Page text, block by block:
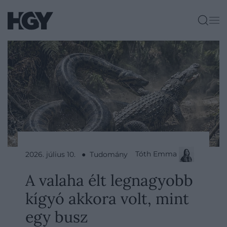
2026. július 10. ● Tudomány Tóth Emma
A valaha élt legnagyobb
kígyó akkora volt, mint
egy busz